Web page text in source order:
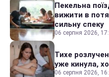
Пекельна
вижити в
сильну спеку
06 серпня 2026,
Тихе
уже кинула,
06 серпня 2026,